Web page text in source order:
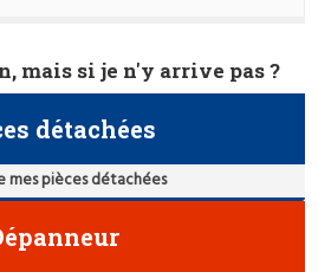
mais si je n'y arrive pas ?
détachées
mes pièces détachées